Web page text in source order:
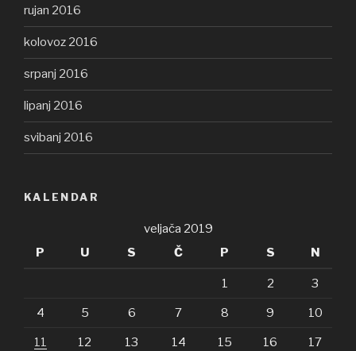
rujan 2016
kolovoz 2016
srpanj 2016
lipanj 2016
svibanj 2016
KALENDAR
veljača 2019
P
U S Č P S N
1 2 3
4 5 6 7 8 9 10
11 12 13 14 15 16 17